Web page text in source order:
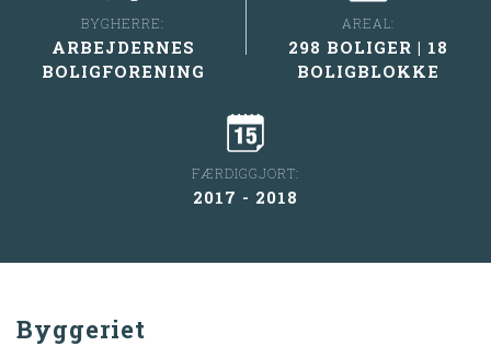
BYGHERRE:
ARBEJDERNES
BOLIGFORENING
AREAL:
298 BOLIGER | 18
BOLIGBLOKKE
FÆRDIGGJORT:
2017 - 2018
Byggeriet